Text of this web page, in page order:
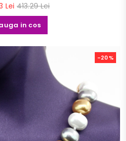
Lei413.29 Lei
in cos
-20%